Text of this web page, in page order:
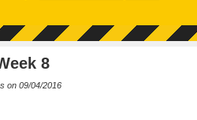
8
on 09/04/2016